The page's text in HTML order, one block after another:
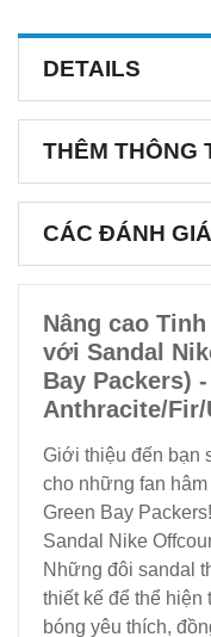
DETAILS
THÊM THÔNG
CÁC ĐÁNH GIÁ
Nâng cao
với Sandal
Bay Packers)
Anthracite/
Giới thiệu đến bạn
cho những fan
Green Bay
Sandal Nike
Những đôi sandal
thiết kế để thể hiện
bóng yêu thích,